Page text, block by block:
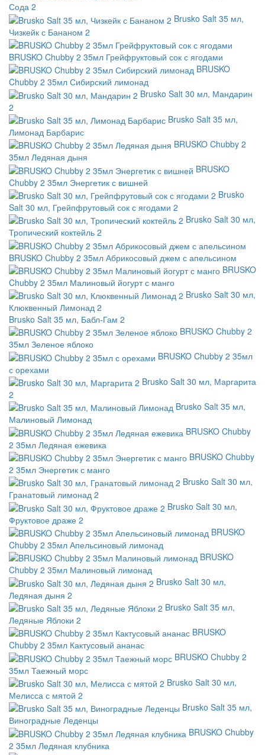
Сода 2
Brusko Salt 35 мл,
Чизкейк с Бананом 2
BRUSKO Chubby 2 35мл Грейфруктовый сок с ягодами
BRUSKO
Chubby 2 35мл Сибирский лимонад
Brusko Salt 30 мл, Мандарин
2
Brusko Salt 35 мл,
Лимонад Барбарис
BRUSKO Chubby 2
35мл Ледяная дыня
BRUSKO
Chubby 2 35мл Энергетик с вишней
Brusko
Salt 30 мл, Грейпфрутовый сок с ягодами 2
Brusko Salt 30 мл,
Тропический коктейль 2
BRUSKO Chubby 2 35мл Абрикосовый джем с апельсином
BRUSKO
Chubby 2 35мл Малиновый йогурт с манго
Brusko Salt 30 мл,
Клюквенный Лимонад 2
Brusko Salt 35 мл, Бабл-Гам 2
BRUSKO Chubby 2
35мл Зеленое яблоко
BRUSKO Chubby 2 35мл
с орехами
Brusko Salt 30 мл, Маргарита
2
Brusko Salt 35 мл,
Малиновый Лимонад
BRUSKO Chubby
2 35мл Ледяная ежевика
BRUSKO Chubby
2 35мл Энергетик с манго
Brusko Salt 30 мл,
Гранатовый лимонад 2
Brusko Salt 30 мл,
Фруктовое драже 2
BRUSKO
Chubby 2 35мл Апельсиновый лимонад
BRUSKO
Chubby 2 35мл Малиновый лимонад
Brusko Salt 30 мл,
Ледяная дыня 2
Brusko Salt 35 мл,
Ледяные Яблоки 2
BRUSKO
Chubby 2 35мл Кактусовый ананас
BRUSKO Chubby 2
35мл Таежный морс
Brusko Salt 30 мл,
Мелисса с мятой 2
Brusko Salt 35 мл,
Виноградные Леденцы
BRUSKO Chubby
2 35мл Ледяная клубника